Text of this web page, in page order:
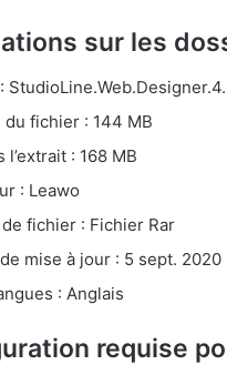
sur les
du fichier : 144 MB
l’extrait : 168 MB
: Leawo
fichier : Fichier Rar
mise à jour : 5 sept. 2020
: Anglais
requise